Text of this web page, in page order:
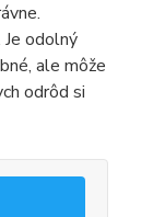
odolný
ale môže
odrôd si